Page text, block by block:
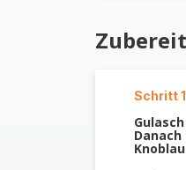
Schritt 1